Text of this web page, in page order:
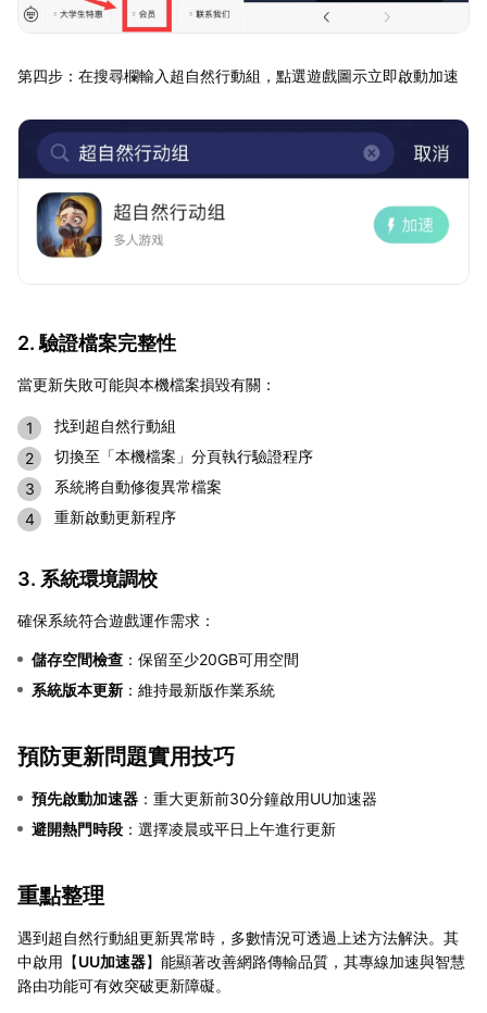
第四步：在搜尋欄輸入超自然行動組，點選遊戲圖示立即啟動加速
2. 驗證檔案完整性
當更新失敗可能與本機檔案損毀有關：
找到超自然行動組
切換至「本機檔案」分頁執行驗證程序
系統將自動修復異常檔案
重新啟動更新程序
3. 系統環境調校
確保系統符合遊戲運作需求：
儲存空間檢查 ：保留至少20GB可用空間
系統版本更新 ：維持最新版作業系統
預防更新問題實用技巧
預先啟動加速器 ：重大更新前30分鐘啟用UU加速器
避開熱門時段 ：選擇凌晨或平日上午進行更新
重點整理
遇到超自然行動組更新異常時，多數情況可透過上述方法解決。其
中啟用【UU加速器】能顯著改善網路傳輸品質，其專線加速與智慧
路由功能可有效突破更新障礙。